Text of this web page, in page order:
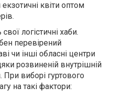
квіти оптом
логістичні хаби.
перевірений
чи інші обласні центри
розвиненій внутрішній
При виборі гуртового
на такі фактори: